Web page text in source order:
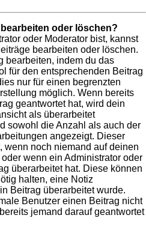
oder löschen?
oder Moderator bist, kannst
bearbeiten oder löschen.
bearbeiten, indem du das
für den entsprechenden Beitrag
nur für einen begrenzten
möglich. Wenn bereits
geantwortet hat, wird dein
als überarbeitet
sowohl die Anzahl als auch der
angezeigt. Dieser
wenn noch niemand auf deinen
wenn ein Administrator oder
überarbeitet hat. Diese können
halten, eine Notiz
Beitrag überarbeitet wurde.
Benutzer einen Beitrag nicht
jemand darauf geantwortet